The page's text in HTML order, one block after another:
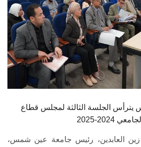
الخريجين
الموظفون
الزائـرون
الجلسة الثالثة لمجلس قطاع
2025
العابدين، رئيس جامعة عين شمس،